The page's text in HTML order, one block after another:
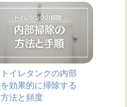
トイレタンクの内部
を効果的に掃除する
方法と頻度